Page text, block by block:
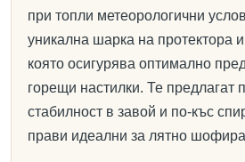
при топли метеорологични
уникална шарка на протектора
която осигурява оптимално
горещи настилки. Те предлагат
стабилност в завой и по-къс
прави идеални за лятно